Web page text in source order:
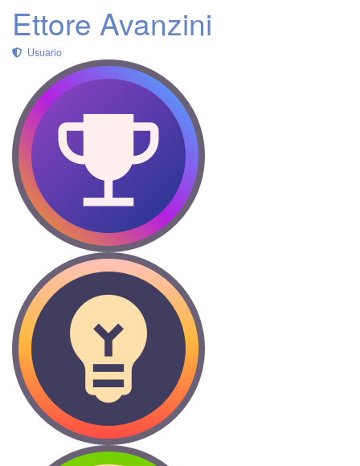
Ettore Avanzini
Usuario